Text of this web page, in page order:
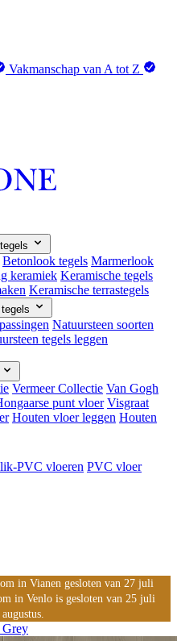
Vakmanschap van A tot Z
Betonlook tegels Marmerlook
keramiek Keramische tegels
Keramische terrastegels
Natuursteen soorten
tegels leggen
Vermeer Collectie Van Gogh
punt vloer Visgraat
Houten vloer leggen Houten
PVC vloeren PVC vloer
in Vianen gesloten van 27 juli
in Venlo is gesloten van 25 juli
Grey